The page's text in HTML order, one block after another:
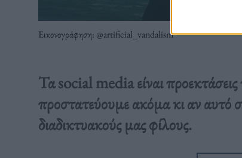
Εικονογράφηση: @artificial_vandalism
Τα social media είναι
προστατεύουμε ακόμα κι αν αυτό
διαδικτυακούς μας φίλους.